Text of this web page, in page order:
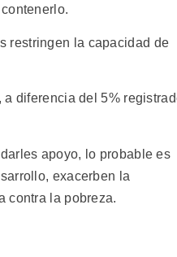
restringen la capacidad de
diferencia del 5%
apoyo, lo probable es
exacerben la
contra la pobreza.